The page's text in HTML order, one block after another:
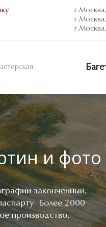
и фото
законченный,
Более 2000
производство,